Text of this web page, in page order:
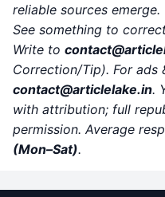
reliable sources emerge.
See something to
Write to contact
Correction/Tip). For ads
contact@articlelake.in.
with attribution; full
permission. Average
(Mon–Sat).